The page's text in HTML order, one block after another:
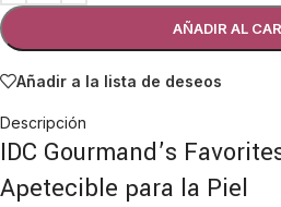
AÑADIR AL
Añadir a la lista de deseos
Descripción
IDC Gourmand’s
Apetecible para la Piel